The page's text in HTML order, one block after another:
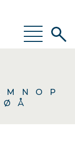
Vis/skjul
menu
Vis/
M N O
P
Ø Å